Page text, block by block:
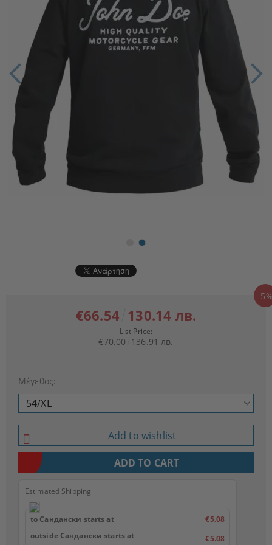
-
€66.54 130.14 лв.
List Price:
€70.00 136.91 лв.
Μέγεθος:
Add to wishlist
Estimated Shipping
to Сандански starts at
€5.08
outside Сандански starts at
€5.08